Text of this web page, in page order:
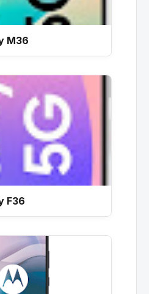
M36
F36